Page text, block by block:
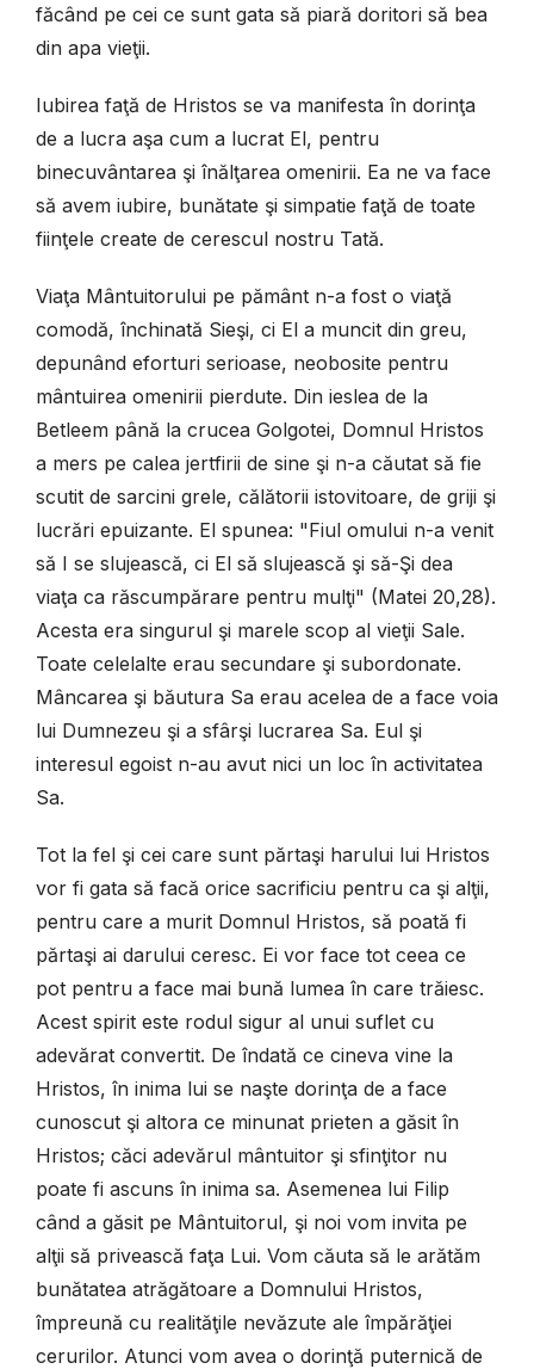
făcând pe cei ce sunt gata să piară doritori să bea
din apa vieţii.
Iubirea faţă de Hristos se va manifesta în dorinţa
de a lucra aşa cum a lucrat El, pentru
binecuvântarea şi înălţarea omenirii. Ea ne va face
să avem iubire, bunătate şi simpatie faţă de toate
fiinţele create de cerescul nostru Tată.
Viaţa Mântuitorului pe pământ n-a fost o viaţă
comodă, închinată Sieşi, ci El a muncit din greu,
depunând eforturi serioase, neobosite pentru
mântuirea omenirii pierdute. Din ieslea de la
Betleem până la crucea Golgotei, Domnul Hristos
a mers pe calea jertfirii de sine şi n-a căutat să fie
scutit de sarcini grele, călătorii istovitoare, de griji şi
lucrări epuizante. El spunea: "Fiul omului n-a venit
să I se slujească, ci El să slujească şi să-Şi dea
viaţa ca răscumpărare pentru mulţi" (Matei 20,28).
Acesta era singurul şi marele scop al vieţii Sale.
Toate celelalte erau secundare şi subordonate.
Mâncarea şi băutura Sa erau acelea de a face voia
lui Dumnezeu şi a sfârşi lucrarea Sa. Eul şi
interesul egoist n-au avut nici un loc în activitatea
Sa.
Tot la fel şi cei care sunt părtaşi harului lui Hristos
vor fi gata să facă orice sacrificiu pentru ca şi alţii,
pentru care a murit Domnul Hristos, să poată fi
părtaşi ai darului ceresc. Ei vor face tot ceea ce
pot pentru a face mai bună lumea în care trăiesc.
Acest spirit este rodul sigur al unui suflet cu
adevărat convertit. De îndată ce cineva vine la
Hristos, în inima lui se naşte dorinţa de a face
cunoscut şi altora ce minunat prieten a găsit în
Hristos; căci adevărul mântuitor şi sfinţitor nu
poate fi ascuns în inima sa. Asemenea lui Filip
când a găsit pe Mântuitorul, şi noi vom invita pe
alţii să privească faţa Lui. Vom căuta să le arătăm
bunătatea atrăgătoare a Domnului Hristos,
împreună cu realităţile nevăzute ale împărăţiei
cerurilor. Atunci vom avea o dorinţă puternică de